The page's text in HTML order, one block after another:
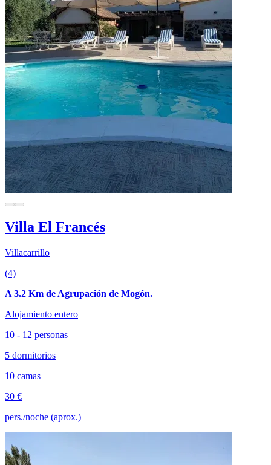
Villa El Francés
Villacarrillo
(4)
A 3.2 Km de Agrupación de Mogón.
Alojamiento entero
10 - 12 personas
5 dormitorios
10 camas
30 €
pers./noche (aprox.)